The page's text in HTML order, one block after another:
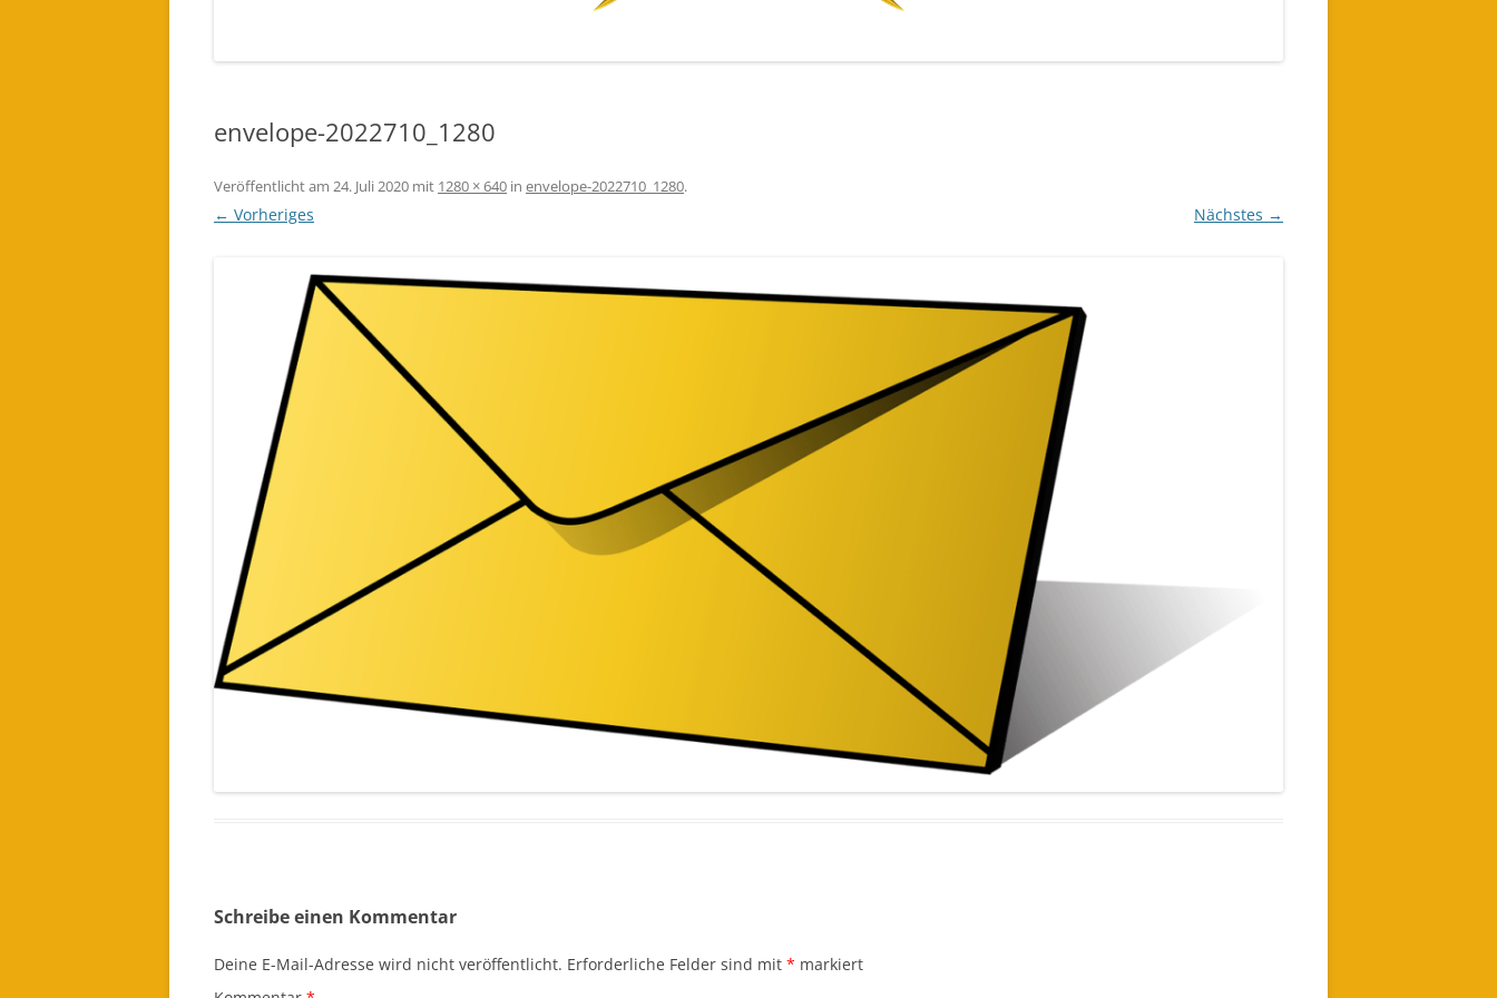
envelope-2022710_1280
Veröffentlicht am 24. Juli 2020 mit 1280 × 640 in envelope-2022710_1280.
← Vorheriges Nächstes →
Schreibe einen Kommentar
Deine E-Mail-Adresse wird nicht veröffentlicht. Erforderliche Felder sind mit * markiert